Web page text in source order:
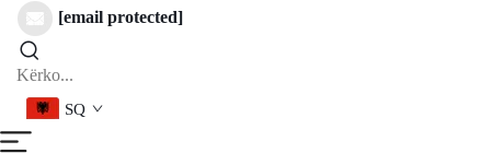
[email protected]
SQ